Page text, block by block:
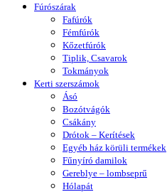
Fúrószárak
Fafúrók
Fémfúrók
Kőzetfúrók
Tiplik, Csavarok
Tokmányok
Kerti szerszámok
Ásó
Bozótvágók
Csákány
Drótok – Kerítések
Egyéb ház körüli termékek
Fűnyíró damilok
Gereblye – lombseprű
Hólapát